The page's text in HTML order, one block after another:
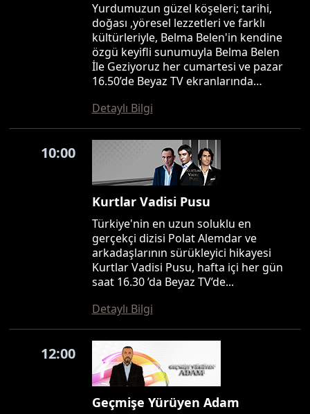
Yurdumuzun güzel köşeleri; tarihi,
doğası ,yöresel lezzetleri ve farklı
kültürleriyle, Belma Belen'in kendine
özgü keyifli sunumuyla Belma Belen
İle Geziyoruz her cumartesi ve pazar
16.50’de Beyaz TV ekranlarında…
Detaylı Bilgi
10:00
Kurtlar Vadisi Pusu
Türkiye'nin en uzun soluklu en
gerçekçi dizisi Polat Alemdar ve
arkadaşlarının sürükleyici hikayesi
Kurtlar Vadisi Pusu, hafta içi her gün
saat 16.30 ’da Beyaz TV’de...
Detaylı Bilgi
12:00
Geçmişe Yürüyen Adam